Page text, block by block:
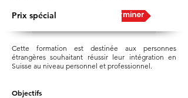
À déterminer
Prix spécial
Cette formation est destinée aux personnes
étrangères souhaitant réussir leur intégration en
Suisse au niveau personnel et professionnel.
Objectifs